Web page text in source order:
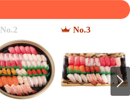
No.2 No.3